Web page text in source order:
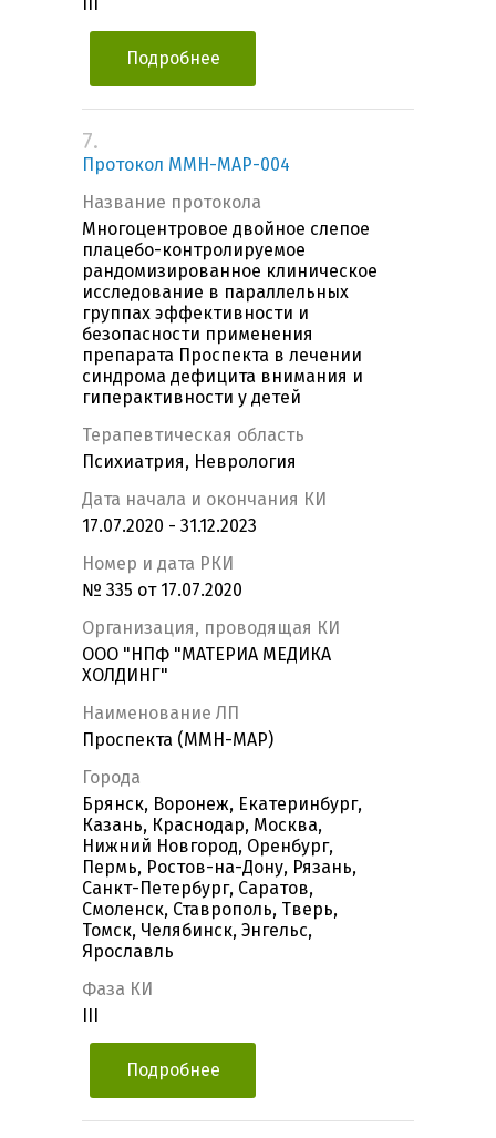
Подробнее
7.
Протокол MMH-MAP-004
Название протокола
Многоцентровое двойное слепое
плацебо-контролируемое
рандомизированное клиническое
исследование в параллельных
группах эффективности и
безопасности применения
препарата Проспекта в лечении
синдрома дефицита внимания и
гиперактивности у детей
Терапевтическая область
Психиатрия, Неврология
Дата начала и окончания КИ
17.07.2020 - 31.12.2023
Номер и дата РКИ
№ 335 от 17.07.2020
Организация, проводящая КИ
ООО "НПФ "МАТЕРИА МЕДИКА
ХОЛДИНГ"
Наименование ЛП
Проспекта (ММН-МАР)
Города
Брянск, Воронеж, Екатеринбург,
Казань, Краснодар, Москва,
Нижний Новгород, Оренбург,
Пермь, Ростов-на-Дону, Рязань,
Санкт-Петербург, Саратов,
Смоленск, Ставрополь, Тверь,
Томск, Челябинск, Энгельс,
Ярославль
Фаза КИ
Подробнее